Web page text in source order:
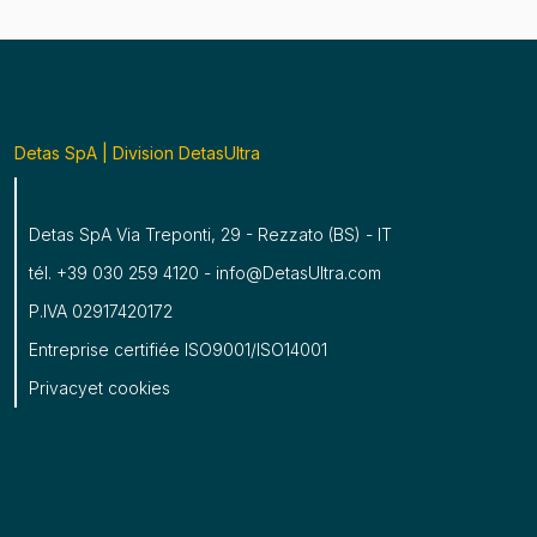
Detas SpA | Division DetasUltra
Detas SpA Via Treponti, 29 - Rezzato (BS) - IT
tél. +39 030 259 4120 - info@DetasUltra.com
P.IVA 02917420172
Entreprise certifiée ISO9001/ISO14001
Privacyet cookies